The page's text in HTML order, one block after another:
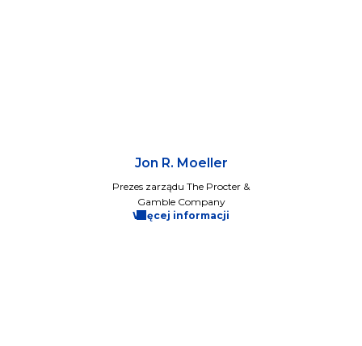
Jon R. Moeller
Prezes zarządu The Procter &
Gamble Company
Więcej informacji